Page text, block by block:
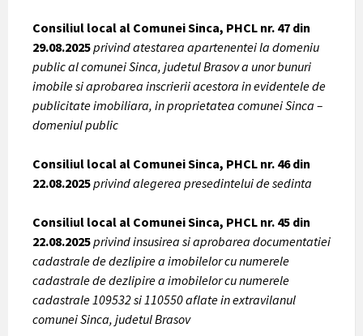
Consiliul local al Comunei Sinca, PHCL nr. 47 din
29.08.2025privind atestarea apartenentei la domeniu
public al comunei Sinca, judetul Brasov a unor bunuri
imobile si aprobarea inscrierii acestora in evidentele de
publicitate imobiliara, in proprietatea comunei Sinca –
domeniul public
Consiliul local al Comunei Sinca, PHCL nr. 46 din
22.08.2025privind alegerea presedintelui de sedinta
Consiliul local al Comunei Sinca, PHCL nr. 45 din
22.08.2025privind insusirea si aprobarea documentatiei
cadastrale de dezlipire a imobilelor cu numerele
cadastrale de dezlipire a imobilelor cu numerele
cadastrale 109532 si 110550 aflate in extravilanul
comunei Sinca, judetul Brasov